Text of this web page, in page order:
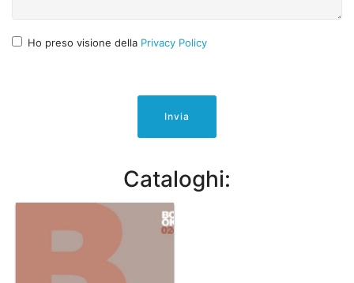
Ho preso visione della Privacy Policy
Invia
Cataloghi: